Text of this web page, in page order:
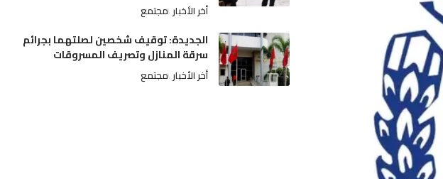
أخر الأخبار مجتمع
الجديدة: توقيف شخصين لصلتهما بجرائم
سرقة المنازل وتصريف المسروقات
أخر الأخبار مجتمع